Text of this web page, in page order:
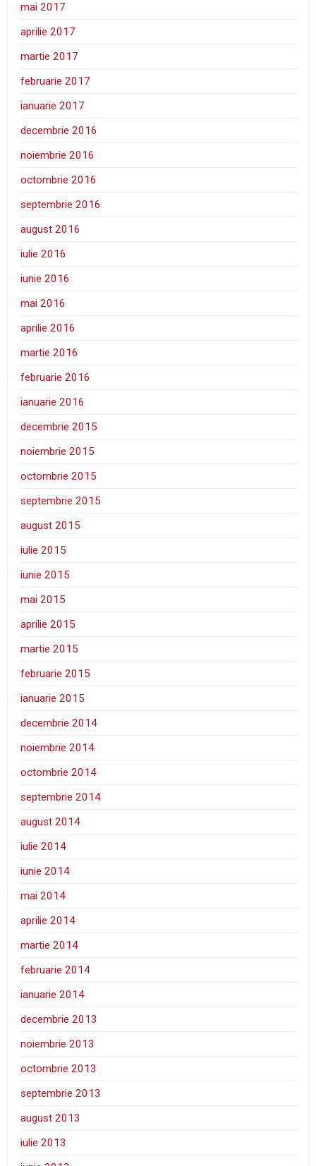
mai 2017
aprilie 2017
martie 2017
februarie 2017
ianuarie 2017
decembrie 2016
noiembrie 2016
octombrie 2016
septembrie 2016
august 2016
iulie 2016
iunie 2016
mai 2016
aprilie 2016
martie 2016
februarie 2016
ianuarie 2016
decembrie 2015
noiembrie 2015
octombrie 2015
septembrie 2015
august 2015
iulie 2015
iunie 2015
mai 2015
aprilie 2015
martie 2015
februarie 2015
ianuarie 2015
decembrie 2014
noiembrie 2014
octombrie 2014
septembrie 2014
august 2014
iulie 2014
iunie 2014
mai 2014
aprilie 2014
martie 2014
februarie 2014
ianuarie 2014
decembrie 2013
noiembrie 2013
octombrie 2013
septembrie 2013
august 2013
iulie 2013